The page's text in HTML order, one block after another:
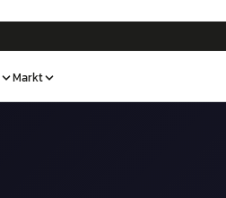
Markt